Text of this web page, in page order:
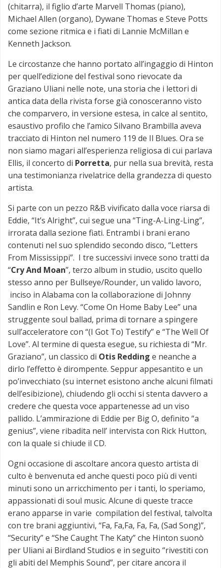
(chitarra), il figlio d’arte Marvell Thomas (piano),
Michael Allen (organo), Dywane Thomas e Steve Potts
come sezione ritmica e i fiati di Lannie McMillan e
Kenneth Jackson.
Le circostanze che hanno portato all’ingaggio di Hinton
per quell’edizione del festival sono rievocate da
Graziano Uliani nelle note, una storia che i lettori di
antica data della rivista forse già conosceranno visto
che comparvero, in versione estesa, in calce al sentito,
esaustivo profilo che l’amico Silvano Brambilla aveva
tracciato di Hinton nel numero 119 de Il Blues. Ora se
non siamo magari all’esperienza religiosa di cui parlava
Ellis, il concerto di Porretta, pur nella sua brevità, resta
una testimonianza rivelatrice della grandezza di questo
artista.
Si parte con un pezzo R&B vivificato dalla voce riarsa di
Eddie, “It’s Alright”, cui segue una “Ting-A-Ling-Ling”,
irrorata dalla sezione fiati. Entrambi i brani erano
contenuti nel suo splendido secondo disco, “Letters
From Mississippi”. I tre successivi invece sono tratti da
“Cry And Moan”, terzo album in studio, uscito quello
stesso anno per Bullseye/Rounder, un valido lavoro,
inciso in Alabama con la collaborazione di Johnny
Sandlin e Ron Levy. “Come On Home Baby Lee” una
struggente soul ballad, prima di tornare a spingere
sull’acceleratore con “(I Got To) Testify” e “The Well Of
Love”. Al termine di questa esegue, su richiesta di “Mr.
Graziano”, un classico di Otis Redding e neanche a
dirlo l’effetto è dirompente. Seppur appesantito e un
po’invecchiato (su internet esistono anche alcuni filmati
dell’esibizione), chiudendo gli occhi si stenta davvero a
credere che questa voce appartenesse ad un viso
pallido. L’ammirazione di Eddie per Big O, definito “a
genius”, viene ribadita nell’ intervista con Rick Hutton,
con la quale si chiude il CD.
Ogni occasione di ascoltare ancora questo artista di
culto è benvenuta ed anche questi poco più di venti
minuti sono un arricchimento per i tanti, lo speriamo,
appassionati di soul music. Alcune di queste tracce
erano apparse in varie compilation del festival, talvolta
con tre brani aggiuntivi, “Fa, Fa,Fa, Fa, Fa, (Sad Song)”,
“Security” e “She Caught The Katy” che Hinton suonò
per Uliani ai Birdland Studios e in seguito “rivestiti con
gli abiti del Memphis Sound”, per citare ancora il